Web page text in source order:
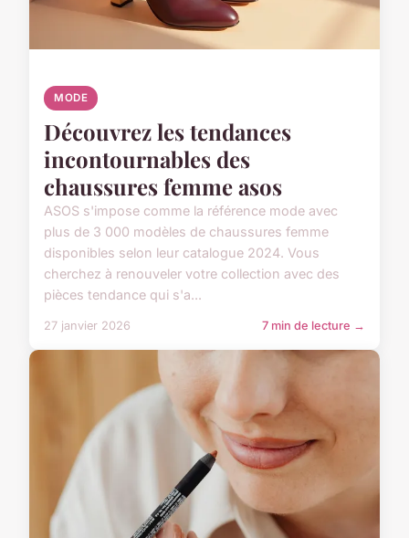
MODE
Découvrez les tendances
incontournables des
chaussures femme asos
ASOS s'impose comme la référence mode avec
plus de 3 000 modèles de chaussures femme
disponibles selon leur catalogue 2024. Vous
cherchez à renouveler votre collection avec des
pièces tendance qui s'a...
27 janvier 2026 7 min de lecture →